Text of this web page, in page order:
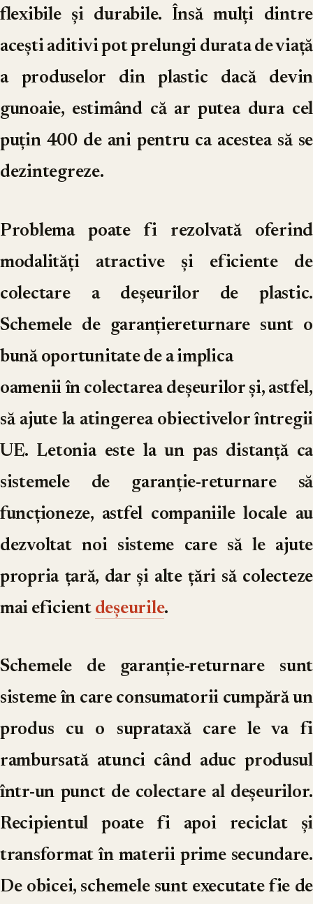
flexibile și durabile. Însă mulți dintre
acești aditivi pot prelungi durata de viață
a produselor din plastic dacă devin
gunoaie, estimând că ar putea dura cel
puțin 400 de ani pentru ca acestea să se
dezintegreze.
Problema poate fi rezolvată oferind
modalități atractive și eficiente de
colectare a deșeurilor de plastic.
Schemele de garanțiereturnare sunt o
bună oportunitate de a implica
oamenii în colectarea deșeurilor și, astfel,
să ajute la atingerea obiectivelor întregii
UE. Letonia este la un pas distanță ca
sistemele de garanție-returnare să
funcționeze, astfel companiile locale au
dezvoltat noi sisteme care să le ajute
propria țară, dar și alte țări să colecteze
mai eficient deșeurile.
Schemele de garanție-returnare sunt
sisteme în care consumatorii cumpără un
produs cu o suprataxă care le va fi
rambursată atunci când aduc produsul
într-un punct de colectare al deșeurilor.
Recipientul poate fi apoi reciclat și
transformat în materii prime secundare.
De obicei, schemele sunt executate fie de